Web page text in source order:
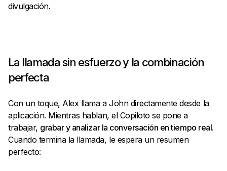
divulgación.
La llamada sin esfuerzo y la combinación
perfecta
Con un toque, Alex llama a John directamente desde la
aplicación. Mientras hablan, el Copiloto se pone a
trabajar, grabar y analizar la conversación en tiempo real.
Cuando termina la llamada, le espera un resumen
perfecto: